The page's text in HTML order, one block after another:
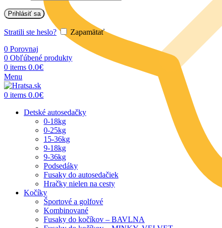
Prihlásiť sa
Stratili ste heslo?
Zapamätať
0 Porovnaj
0 Obľúbené produkty
0 items 0.0€
Menu
0 items 0.0€
Detské autosedačky
0-18kg
0-25kg
15-36kg
9-18kg
9-36kg
Podsedáky
Fusaky do autosedačiek
Hračky nielen na cesty
Kočíky
Športové a golfové
Kombinované
Fusaky do kočíkov – BAVLNA